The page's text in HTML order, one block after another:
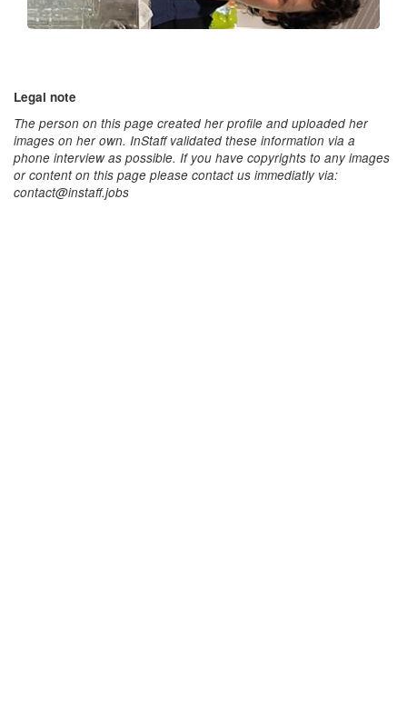
Legal note
The person on this page created her profile and uploaded her
images on her own. InStaff validated these information via a
phone interview as possible. If you have copyrights to any images
or content on this page please contact us immediatly via:
contact@instaff.jobs